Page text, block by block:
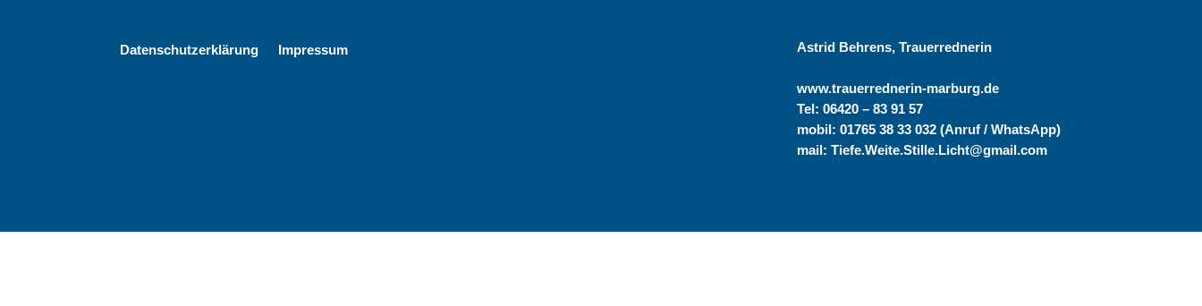
Datenschutzerklärung Impressum Astrid Behrens, Trauerrednerin
www.trauerrednerin-marburg.de
Tel: 06420 – 83 91 57
mobil: 01765 38 33 032 (Anruf / WhatsApp)
mail: Tiefe.Weite.Stille.Licht@gmail.com